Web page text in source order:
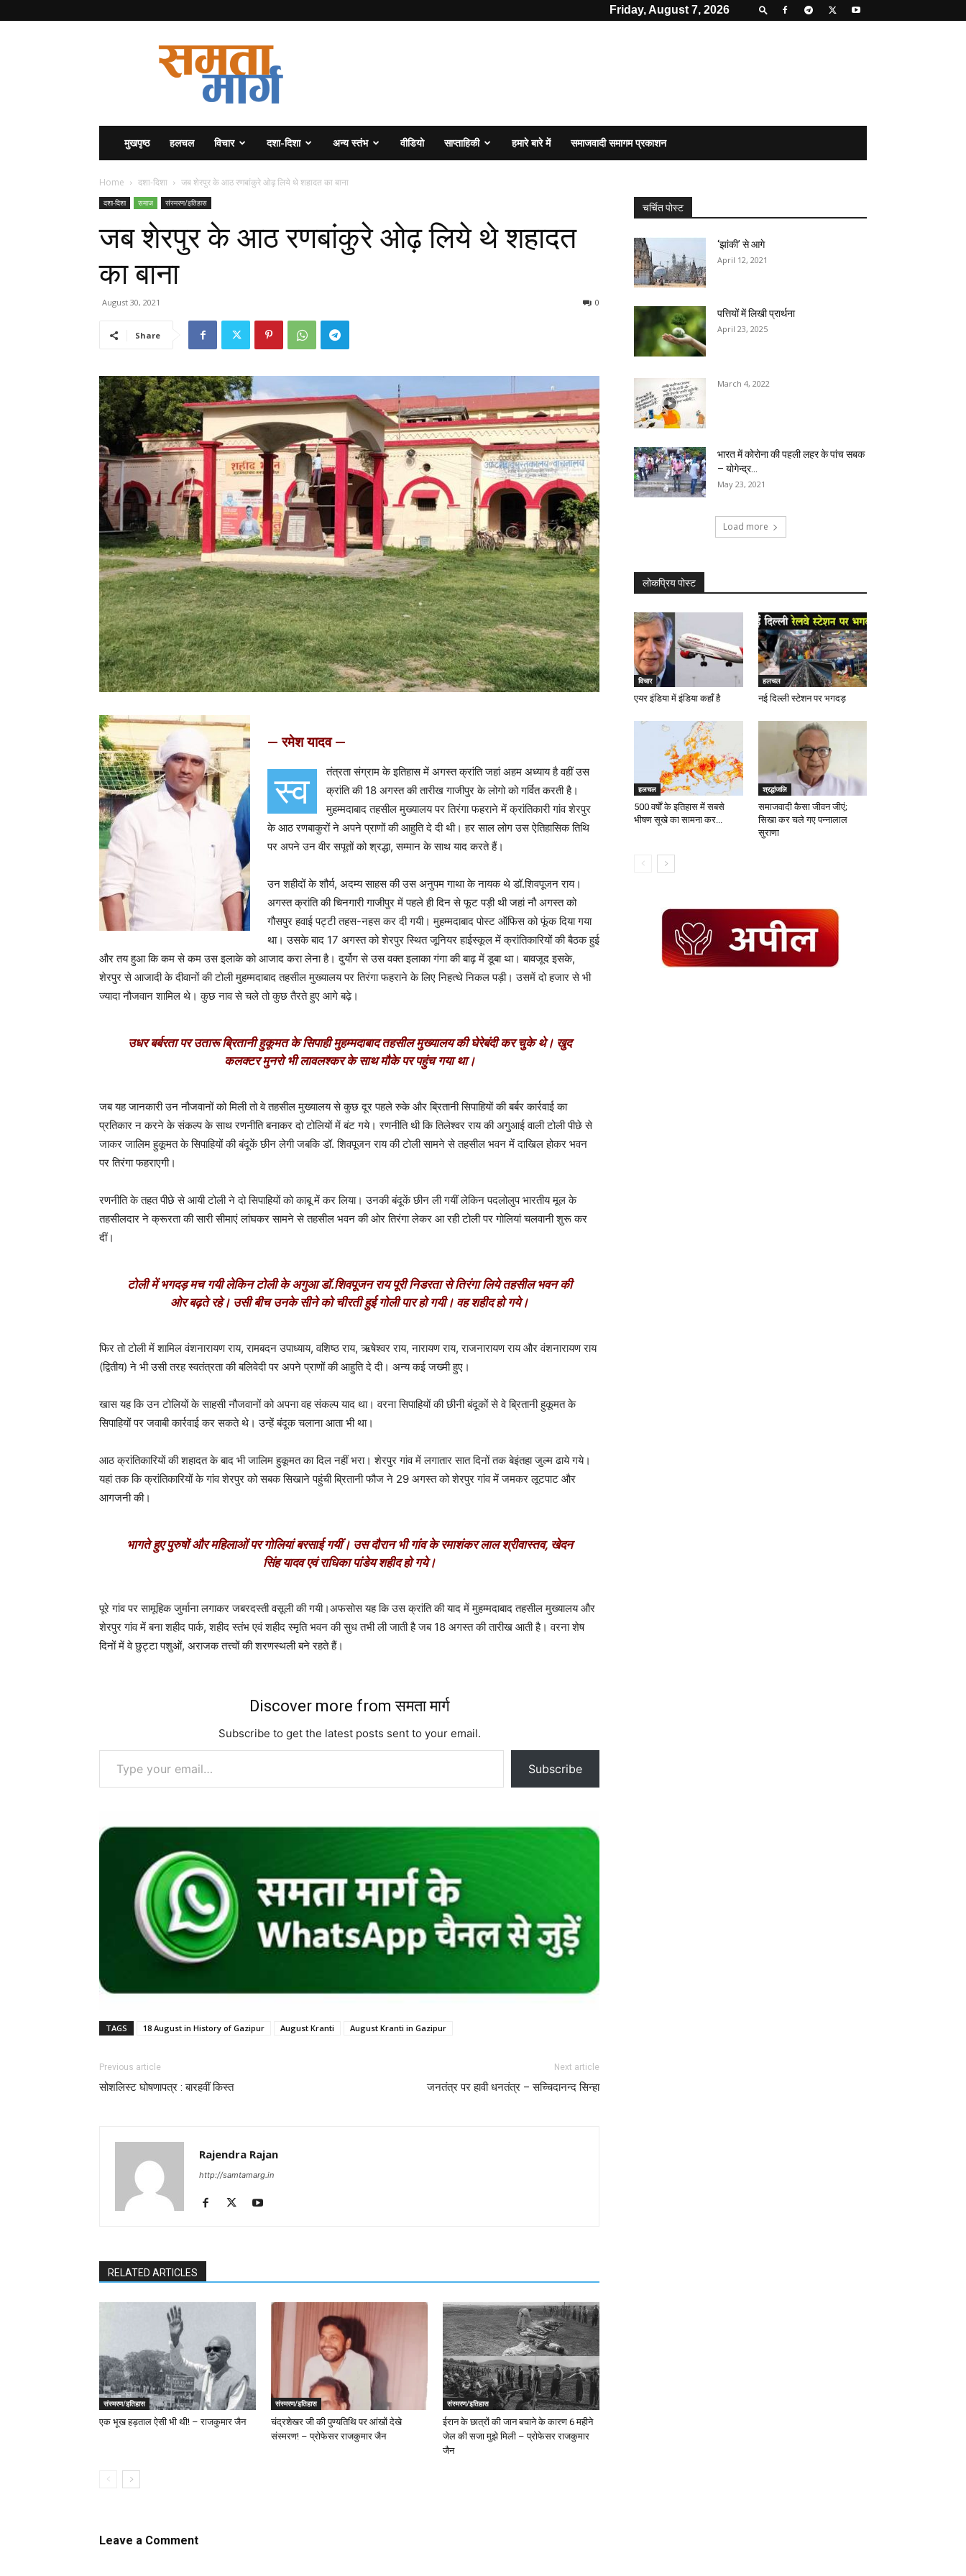
Friday, August 7, 2026
मुखपृष्ठ हलचल विचार दशा-दिशा अन्य स्तंभ वीडियो साप्ताहिकी हमारे बारे में समाजवादी समागम प्रकाशन
Home दशा-दिशा जब शेरपुर के आठ रणबांकुरे ओढ़ लिये थे शहादत का बाना
दशा-दिशा समाज संस्मरण/इतिहास
जब शेरपुर के आठ रणबांकुरे ओढ़ लिये थे शहादत
का बाना
August 30, 2021 0
Share
— रमेश यादव —
स्व
तंत्रता संग्राम के इतिहास में अगस्त क्रांति जहां अहम अध्याय है वहीं उस
क्रांति की 18 अगस्त की तारीख गाजीपुर के लोगोको गर्वित करती है।
मुहम्मदाबाद तहसील मुख्यालय पर तिरंगा फहराने में क्रांतिकारी गांव शेरपुर
के आठ रणबाकुरों ने अपने प्राणों की आहुति दे दी थी। हर साल लोग उस ऐतिहासिक तिथि
पर अपने उन वीर सपूतों को श्रद्धा,सम्मान के साथ याद करते हैं।
उन शहीदों के शौर्य, अदम्य साहस की उस अनुपम गाथा के नायक थे डॉ.शिवपूजन राय।
अगस्त क्रांति की चिनगारी गाजीपुर में पहले ही दिन से फूट पड़ी थी जहां नौ अगस्त को
गौसपुर हवाई पट्टी तहस-नहस कर दी गयी। मुहम्मदाबाद पोस्ट ऑफिस को फूंक दिया गया
था। उसके बाद 17 अगस्त को शेरपुर स्थित जूनियर हाईस्कूल में क्रांतिकारियों की बैठक हुई
और तय हुआ कि कम से कम उस इलाके को आजाद करा लेना है। दुर्योग से उस वक्त इलाका गंगा की बाढ़ में डूबा था। बावजूद इसके,
शेरपुर से आजादी के दीवानों की टोली मुहम्मदाबाद तहसील मुख्यालय पर तिरंगा फहराने के लिए निहत्थे निकल पड़ी। उसमें दो हजार से भी
ज्यादा नौजवान शामिल थे। कुछ नाव से चले तो कुछ तैरते हुए आगे बढ़े।
उधर बर्बरता पर उतारू ब्रितानी हुकूमत के सिपाही मुहम्मदाबाद तहसील मुख्यालय की घेरेबंदी कर चुके थे। खुद
कलक्टर मुनरो भी लावलश्कर के साथ मौके पर पहुंच गया था।
जब यह जानकारी उन नौजवानों को मिली तो वे तहसील मुख्यालय से कुछ दूर पहले रुके और ब्रितानी सिपाहियों की बर्बर कार्रवाई का
प्रतिकार न करने के संकल्प के साथ रणनीति बनाकर दो टोलियों में बंट गये। रणनीति थी कि तिलेश्वर राय की अगुआई वाली टोली पीछे से
जाकर जालिम हुकूमत के सिपाहियों की बंदूकें छीन लेगी जबकि डॉ. शिवपूजन राय की टोली सामने से तहसील भवन में दाखिल होकर भवन
पर तिरंगा फहराएगी।
रणनीति के तहत पीछे से आयी टोली ने दो सिपाहियों को काबू में कर लिया। उनकी बंदूकें छीन ली गयीं लेकिन पदलोलुप भारतीय मूल के
तहसीलदार ने क्रूरता की सारी सीमाएं लांघकर सामने से तहसील भवन की ओर तिरंगा लेकर आ रही टोली पर गोलियां चलवानी शुरू कर
दीं।
टोली में भगदड़ मच गयी लेकिन टोली के अगुआ डॉ.शिवपूजन राय पूरी निडरता से तिरंगा लिये तहसील भवन की
ओर बढ़ते रहे। उसी बीच उनके सीने को चीरती हुई गोली पार हो गयी। वह शहीद हो गये।
फिर तो टोली में शामिल वंशनारायण राय,रामबदन उपाध्याय,वशिष्ठ राय,ऋषेश्वर राय,नारायण राय,राजनारायण राय और वंशनारायण राय
(द्वितीय) ने भी उसी तरह स्वतंत्रता की बलिवेदी पर अपने प्राणों की आहुति दे दी। अन्य कई जख्मी हुए।
खास यह कि उन टोलियों के साहसी नौजवानों को अपना वह संकल्प याद था। वरना सिपाहियों की छीनी बंदूकों से वे ब्रितानी हुकूमत के
सिपाहियों पर जवाबी कार्रवाई कर सकते थे। उन्हें बंदूक चलाना आता भी था।
आठ क्रांतिकारियों की शहादत के बाद भी जालिम हुकूमत का दिल नहीं भरा। शेरपुर गांव में लगातार सात दिनों तक बेइंतहा जुल्म ढाये गये।
यहां तक कि क्रांतिकारियों के गांव शेरपुर को सबक सिखाने पहुंची ब्रितानी फौज ने 29 अगस्त को शेरपुर गांव में जमकर लूटपाट और
आगजनी की।
भागते हुए पुरुषों और महिलाओं पर गोलियां बरसाई गयीं। उस दौरान भी गांव के रमाशंकर लाल श्रीवास्तव, खेदन
सिंह यादव एवं राधिका पांडेय शहीद हो गये।
पूरे गांव पर सामूहिक जुर्माना लगाकर जबरदस्ती वसूली की गयी।अफसोस यह कि उस क्रांति की याद में मुहम्मदाबाद तहसील मुख्यालय और
शेरपुर गांव में बना शहीद पार्क,शहीद स्तंभ एवं शहीद स्मृति भवन की सुध तभी ली जाती है जब 18 अगस्त की तारीख आती है। वरना शेष
दिनों में वे छुट्टा पशुओं, अराजक तत्त्वों की शरणस्थली बने रहते हैं।
Discover more from समता मार्ग
Subscribe to get the latest posts sent to your email.
Type your email…
Subscribe
TAGS 18 August in History of Gazipur August Kranti August Kranti in Gazipur
Previous article
सोशलिस्ट घोषणापत्र : बारहवीं किस्त
Next article
जनतंत्र पर हावी धनतंत्र – सच्चिदानन्द सिन्हा
Rajendra Rajan
http://samtamarg.in
RELATED ARTICLES
संस्मरण/इतिहास
एक भूख हड़ताल ‌ऐसी भी थी! – राजकुमार जैन
संस्मरण/इतिहास
चंद्रशेखर जी की पुण्यतिथि पर‌ ‌आंखों देखे
संस्मरण! – प्रोफेसर राजकुमार जैन
संस्मरण/इतिहास
ईरान के छात्रों की ‌जान बचाने के कारण 6 महीने
जेल की सजा मुझे मिली – प्रोफेसर राजकुमार
जैन
Leave a Comment
चर्चित पोस्ट
‘झांकी’ से आगे
April 12, 2021
पत्तियों में लिखी प्रार्थना
April 23, 2025
March 4, 2022
भारत में कोरोना की पहली लहर के पांच सबक
– योगेन्द्र...
May 23, 2021
Load more
लोकप्रिय पोस्ट
विचार
एयर इंडिया में इंडिया कहाँ है
हलचल
नई दिल्ली स्टेशन पर भगदड़
हलचल
500 वर्षों के इतिहास में सबसे
भीषण सूखे का सामना कर...
श्रद्धांजलि
समाजवादी कैसा जीवन जीएं;
सिखा कर चले गए पन्नालाल
सुराणा